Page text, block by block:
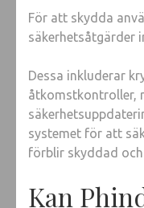
För att skydda
säkerhetsåtgärder
Dessa inkluderar
åtkomstkontroller,
systemet för att
förblir skyddad och
Kan